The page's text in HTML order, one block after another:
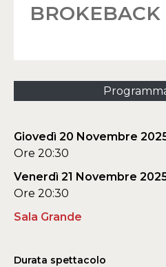
Giovedì 20 Novembre
Ore 20:30
Venerdì 21 Novembre
Ore 20:30
Sala Grande
Durata spettacolo